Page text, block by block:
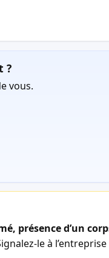
?
vous.
présence d’un
le à